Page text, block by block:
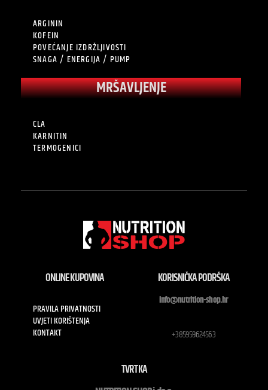
ARGININ
KOFEIN
POVEĆANJE IZDRŽLJIVOSTI
SNAGA / ENERGIJA / PUMP
MRŠAVLJENJE
CLA
KARNITIN
TERMOGENICI
ONLINE KUPOVINA
PRAVILA PRIVATNOSTI
UVJETI KORIŠTENJA
KONTAKT
KORISNIČKA PODRŠKA
info@nutrition-shop.hr
+385959624563
TVRTKA